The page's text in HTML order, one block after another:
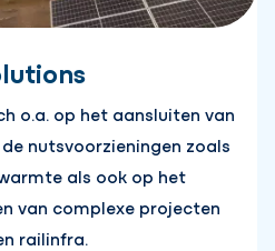
o.a. op het aansluiten van
nutsvoorzieningen zoals
als ook op het
van complexe projecten
railinfra.